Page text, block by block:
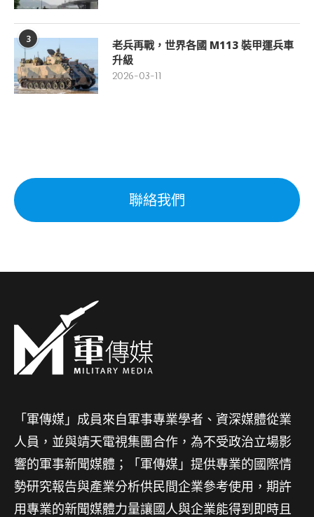
3
老兵再戰，世界各國 M113 裝甲運兵車
升級
2026-03-11
聯絡我們
「軍傳媒」成員來自軍事專業學者、資深媒體從業
人員，並與靖天電視集團合作，為不受政治立場影
響的軍事新聞媒體；「軍傳媒」提供專業的國際情
勢研究報告與產業分析供民間企業參考使用，期許
用專業的新聞媒體力量讓國人與企業能得到即時且